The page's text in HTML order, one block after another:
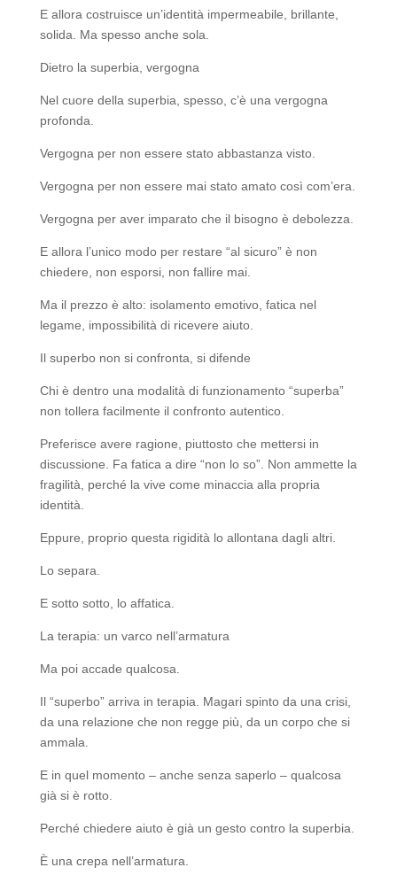
E allora costruisce un’identità impermeabile, brillante,
solida. Ma spesso anche sola.
Dietro la superbia, vergogna
Nel cuore della superbia, spesso, c’è una vergogna
profonda.
Vergogna per non essere stato abbastanza visto.
Vergogna per non essere mai stato amato così com’era.
Vergogna per aver imparato che il bisogno è debolezza.
E allora l’unico modo per restare “al sicuro” è non
chiedere, non esporsi, non fallire mai.
Ma il prezzo è alto: isolamento emotivo, fatica nel
legame, impossibilità di ricevere aiuto.
Il superbo non si confronta, si difende
Chi è dentro una modalità di funzionamento “superba”
non tollera facilmente il confronto autentico.
Preferisce avere ragione, piuttosto che mettersi in
discussione. Fa fatica a dire “non lo so”. Non ammette la
fragilità, perché la vive come minaccia alla propria
identità.
Eppure, proprio questa rigidità lo allontana dagli altri.
Lo separa.
E sotto sotto, lo affatica.
La terapia: un varco nell’armatura
Ma poi accade qualcosa.
Il “superbo” arriva in terapia. Magari spinto da una crisi,
da una relazione che non regge più, da un corpo che si
ammala.
E in quel momento – anche senza saperlo – qualcosa
già si è rotto.
Perché chiedere aiuto è già un gesto contro la superbia.
È una crepa nell’armatura.